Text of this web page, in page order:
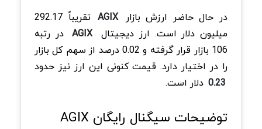
در حال حاضر ارزش بازار AGIX
تقریباً 292.17
میلیون دلار است. ارز دیجیتال AGIX در رتبه
106 بازار قرار گرفته و 0.02 درصد از سهم کل بازار
را در اختیار دارد. قیمت کنونی این ارز نیز حدود
0.23 دلار است.
توضیحات سیگنال رایگان AGIX